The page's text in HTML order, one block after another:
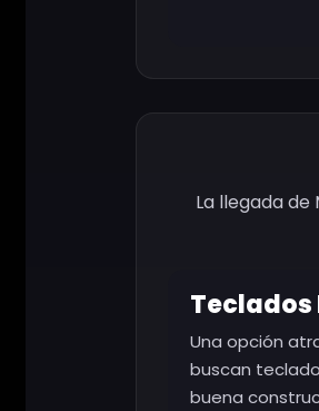
La llegada
Teclados
Una opción
buscan
buena